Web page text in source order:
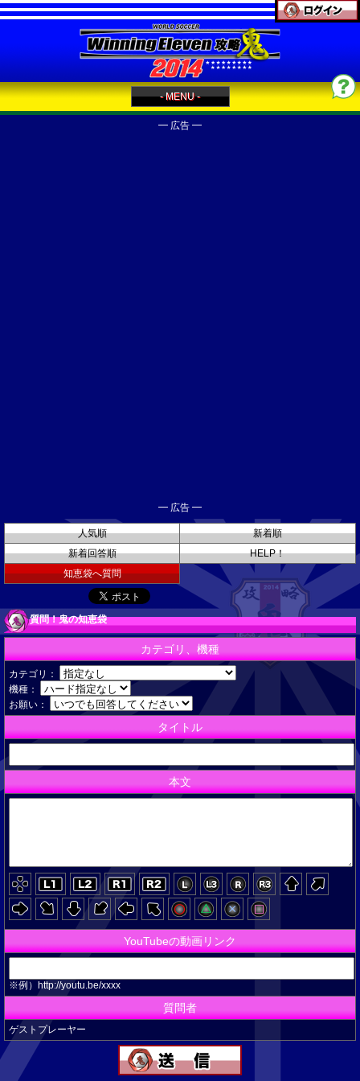
- MENU -
━ 広告 ━
━ 広告 ━
人気順
新着順
新着回答順
HELP！
知恵袋へ質問
質問！鬼の知恵袋
カテゴリ、機種
カテゴリ：
機種：
お願い：
タイトル
本文
YouTubeの動画リンク
※例）http://youtu.be/xxxx
質問者
ゲストプレーヤー